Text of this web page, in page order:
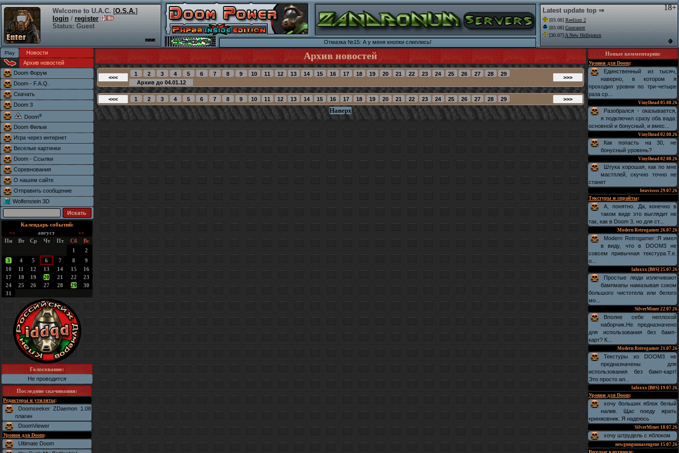
18+
Welcome to U.A.C. [O.S.A.]
login / register
Status: Guest
Latest update top ⇒
[03.08] Reelism 2
[03.08] Guncaster
[30.07] A New Hellspawn
Отмазка №15: А y меня кнопки слиплись!
Новости
Архив новостей
Doom Форум
Doom - F.A.Q.
Скачать
Doom 3
Doom®
Doom Фильм
Игра через интернет
Веселые картинки
Doom - Ссылки
Соревнования
О нашем сайте
Отправить сообщение
Wolfenstein 3D
Календарь событий:
««
август
»»
Пн
Вт Ср Чт Пт Сб
Вс
1
2
3
4 5 6 7 8
9
10
11 12 13 14 15
16
17
18 19 20 21 22
23
24
25 26 27 28 29
30
31
Голосование:
Не проводится
Последние скачивания:
Редакторы и утилиты:
Doomseeker ZDaemon 1.08
плагин
DoomViewer
Уровни для Doom:
Ultimate Doom
Архив новостей
Наверх
Новые комментарии:
Уровни для Doom:
Единственный из тысяч,
наверно, в котором я
проходил уровни по три-четыре
раза ср...
Vinylhead 05.08.26
Разобрался - оказывается,
я подключил сразу оба вада:
основной и бонусный, и вмес...
Vinylhead 02.08.26
Как попасть на 30, не
бонусный уровень?
Vinylhead 02.08.26
Штука хорошая, как по мне
мастплей, скучно точно не
станет
beavissss 29.07.26
Текстуры и спрайты:
А, понятно. Да, конечно в
таком виде это выглядит не
так, как в Doom 3, но для ст...
Modern Retrogamer 26.07.26
Modern Retrogamer::Я имел
в виду, что в DOOM3 не
совсем привычная текстура.Т.е.
о...
lafoxxx [B0S] 25.07.26
Простые люди излечивают
бампмапы намазывая соком
большого чистотела или белого
мо...
SilverMiner 22.07.26
Вполне себе неплохой
наборчик.Не предназначено
для использования без бамп-
карт? К...
Modern Retrogamer 21.07.26
Текстуры из DOOM3 не
предназначены для
использования без бамп-карт!
Это просто ал...
lafoxxx [B0S] 19.07.26
Уровни для Doom:
хочу больших яблок белый
налив. Щас поеду жрать
кринжовник. Я надеюсь
SilverMiner 18.07.26
хочу штрудель с яблоком
newgungunnaseugene 15.07.26
Веселые картинки: